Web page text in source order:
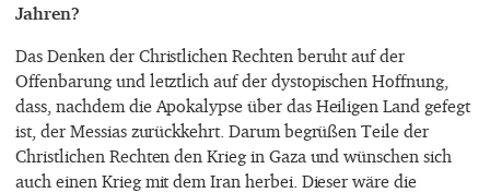
Jahren?
Das Denken der Christlichen Rechten beruht auf der
Offenbarung und letztlich auf der dystopischen Hoffnung,
dass, nachdem die Apokalypse über das Heiligen Land gefegt
ist, der Messias zurückkehrt. Darum begrüßen Teile der
Christlichen Rechten den Krieg in Gaza und wünschen sich
auch einen Krieg mit dem Iran herbei. Dieser wäre die